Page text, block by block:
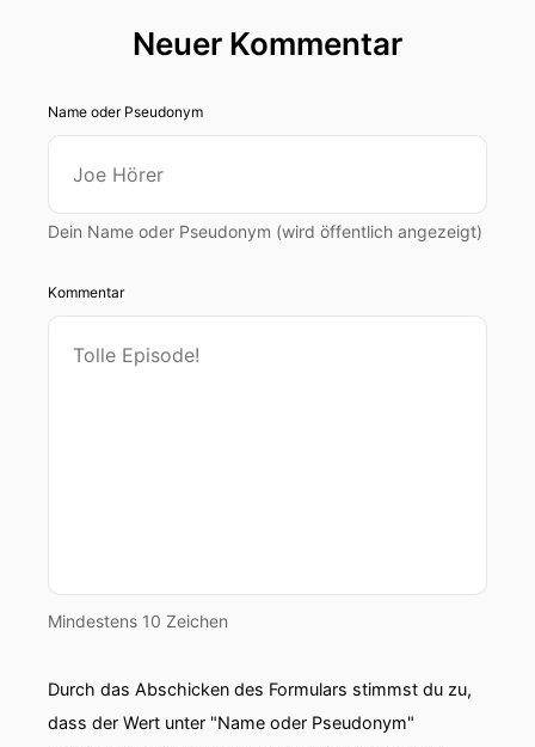
Neuer Kommentar
Name oder Pseudonym
Dein Name oder Pseudonym (wird öffentlich angezeigt)
Kommentar
Mindestens 10 Zeichen
Durch das Abschicken des Formulars stimmst du zu,
dass der Wert unter "Name oder Pseudonym"